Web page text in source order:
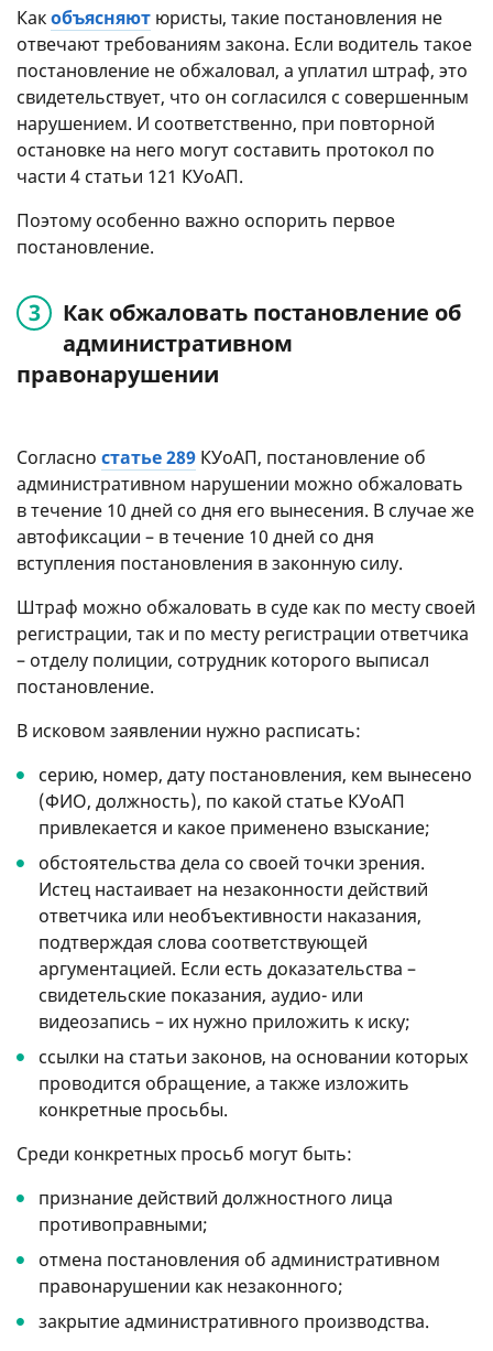
Какобъясняют юристы, такие постановления не
отвечают требованиям закона. Если водитель такое
постановление не обжаловал, а уплатил штраф, это
свидетельствует, что он согласился с совершенным
нарушением. И соответственно, при повторной
остановке на него могут составить протокол по
части 4 статьи 121 КУоАП.
Поэтому особенно важно оспорить первое
постановление.
Как обжаловать постановление об
административном
правонарушении
Согласно статье 289 КУоАП, постановление об
административном нарушении можно обжаловать
в течение 10 дней со дня его вынесения. В случае же
автофиксации – в течение 10 дней со дня
вступления постановления в законную силу.
Штраф можно обжаловать в суде как по месту своей
регистрации, так и по месту регистрации ответчика
– отделу полиции, сотрудник которого выписал
постановление.
В исковом заявлении нужно расписать:
серию, номер, дату постановления, кем вынесено
(ФИО, должность), по какой статье КУоАП
привлекается и какое применено взыскание;
обстоятельства дела со своей точки зрения.
Истец настаивает на незаконности действий
ответчика или необъективности наказания,
подтверждая слова соответствующей
аргументацией. Если есть доказательства –
свидетельские показания, аудио- или
видеозапись – их нужно приложить к иску;
ссылки на статьи законов, на основании которых
проводится обращение, а также изложить
конкретные просьбы.
Среди конкретных просьб могут быть:
признание действий должностного лица
противоправными;
отмена постановления об административном
правонарушении как незаконного;
закрытие административного производства.